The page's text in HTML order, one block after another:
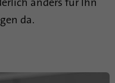
da.
den ID-
zu vermeiden.